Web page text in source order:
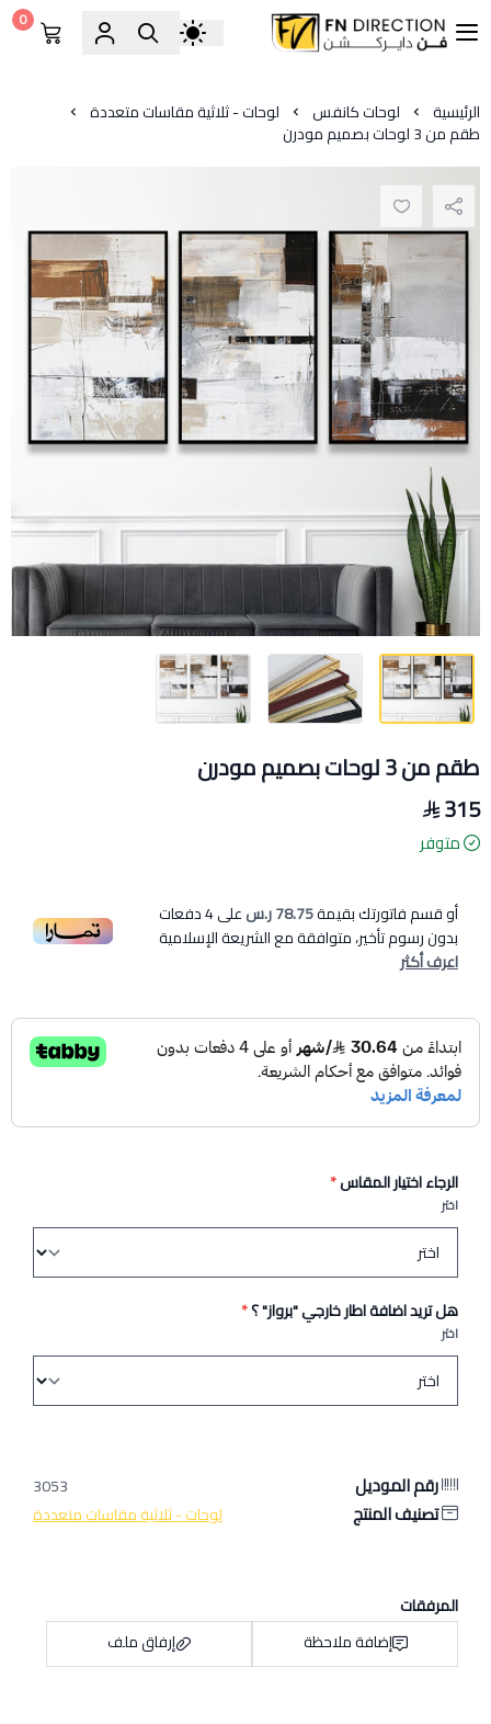
فن دايركشن
0
الرئيسية لوحات كانفس لوحات - ثلاثية مقاسات متعددة
طقم من 3 لوحات بصميم مودرن
طقم من 3 لوحات بصميم مودرن
315
متوفر
أو قسم فاتورتك بقيمة78.75 ر.س على4دفعات
بدون رسوم تأخير، متوافقة مع الشريعة الإسلامية
اعرف أكثر
الرجاء اختيار المقاس*
اختر
هل تريد اضافة اطار خارجي "برواز" ؟*
اختر
رقم الموديل 3053
تصنيف المنتج لوحات - ثلاثية مقاسات متعددة
المرفقات
إضافة ملاحظة
إرفاق ملف